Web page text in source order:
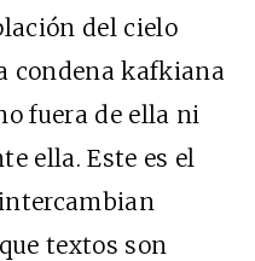
del cielo
condena kafkiana
fuera de ella ni
ella. Este es el
textos son